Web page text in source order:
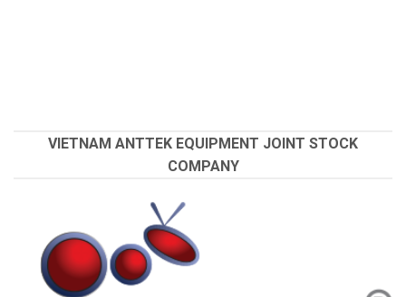
VIETNAM ANTTEK EQUIPMENT JOINT STOCK
COMPANY